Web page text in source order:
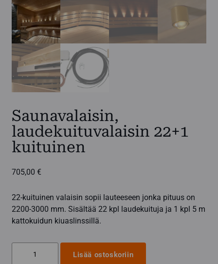
Saunavalaisin,
laudekuituvalaisin 22+1
kuituinen
705,00 €
22-kuituinen valaisin sopii lauteeseen jonka pituus on
2200-3000 mm. Sisältää 22 kpl laudekuituja ja 1 kpl 5 m
kattokuidun kiuaslinssillä.
Lisää ostoskoriin